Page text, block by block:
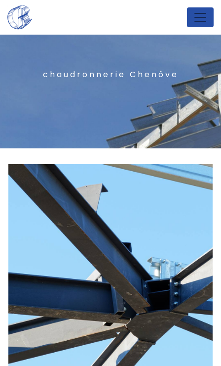
Panneau de gestion des cookies
chaudronnerie Chenôve